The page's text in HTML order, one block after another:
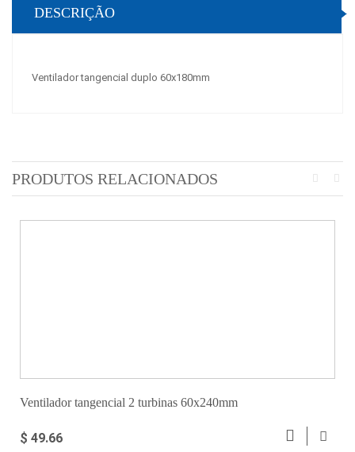
DESCRIÇÃO
Ventilador tangencial duplo 60x180mm
PRODUTOS RELACIONADOS
Ventilador tangencial 2 turbinas 60x240mm
$ 49.66